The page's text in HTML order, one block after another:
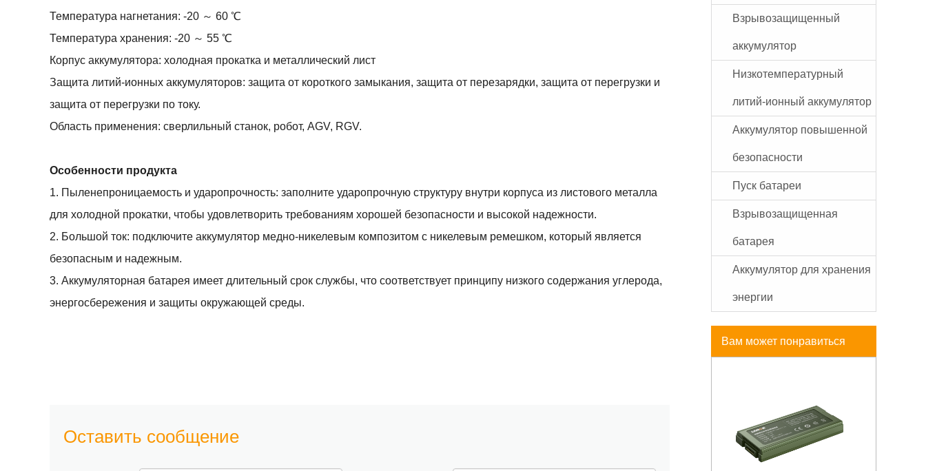
Температура нагнетания: -20 ～ 60 ℃
Температура хранения: -20 ～ 55 ℃
Корпус аккумулятора: холодная прокатка и металлический лист
Защита литий-ионных аккумуляторов: защита от короткого замыкания, защита от перезарядки, защита от перегрузки и
защита от перегрузки по току.
Область применения: сверлильный станок, робот, AGV, RGV.
Особенности продукта
1. Пыленепроницаемость и ударопрочность: заполните ударопрочную структуру внутри корпуса из листового металла
для холодной прокатки, чтобы удовлетворить требованиям хорошей безопасности и высокой надежности.
2. Большой ток: подключите аккумулятор медно-никелевым композитом с никелевым ремешком, который является
безопасным и надежным.
3. Аккумуляторная батарея имеет длительный срок службы, что соответствует принципу низкого содержания углерода,
энергосбережения и защиты окружающей среды.
Оставить сообщение
Взрывозащищенный
аккумулятор
Низкотемпературный
литий-ионный аккумулятор
Аккумулятор повышенной
безопасности
Пуск батареи
Взрывозащищенная
батарея
Аккумулятор для хранения
энергии
Вам может понравиться